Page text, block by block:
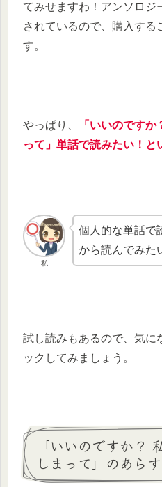
てみせますわ！アンソロジ
されているので、購入する
す。
やっぱり、
「いいのです
って」単話で読みたい！と
私
個人的な単話で
から読んでみた
試し読みもあるので、気に
ックしてみましょう。
「いいのですか？
しまって」のあら